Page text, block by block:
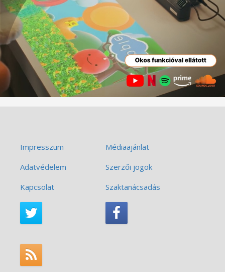
Impresszum
Médiaajánlat
Adatvédelem
Szerzői jogok
Kapcsolat
Szaktanácsadás